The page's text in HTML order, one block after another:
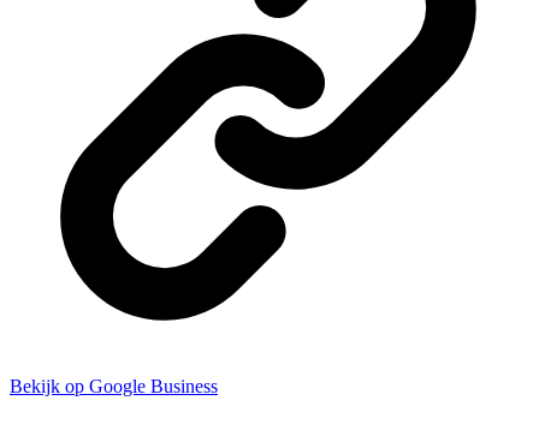
Bekijk op Google Business